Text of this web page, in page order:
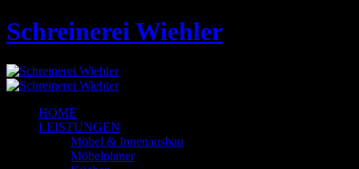
Schreinerei Wiehler
HOME
LEISTUNGEN
Möbel & Innenausbau
Möbelplaner